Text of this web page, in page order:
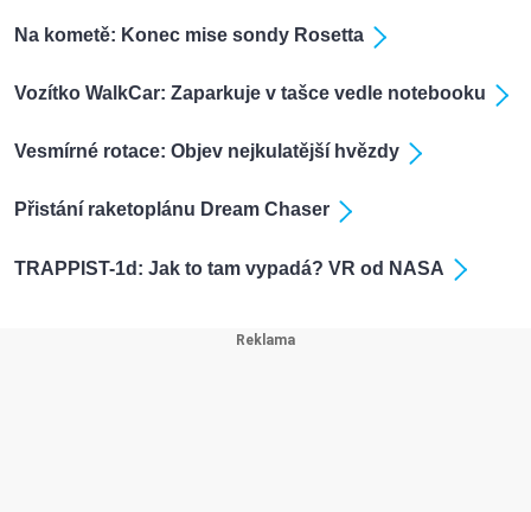
Na kometě: Konec mise sondy Rosetta
Vozítko WalkCar: Zaparkuje v tašce vedle notebooku
Vesmírné rotace: Objev nejkulatější hvězdy
Přistání raketoplánu Dream Chaser
TRAPPIST-1d: Jak to tam vypadá? VR od NASA